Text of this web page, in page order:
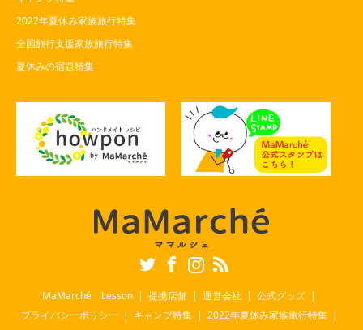
2022年夏休み家族旅行特集
全国旅行支援家族旅行特集
夏休みの宿題特集
RSS
MaMarché Lesson 提携店舗 運営会社
公式グッズ
プライバシーポリシー
キャンプ特集
2022年夏休み家族旅行特集